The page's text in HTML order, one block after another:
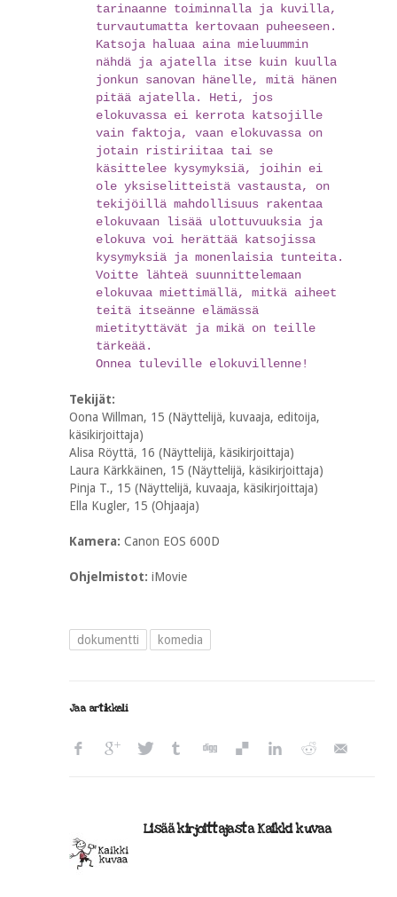
tarinaanne toiminnalla ja kuvilla,
turvautumatta kertovaan puheeseen.
Katsoja haluaa aina mieluummin
nähdä ja ajatella itse kuin kuulla
jonkun sanovan hänelle, mitä hänen
pitää ajatella. Heti, jos
elokuvassa ei kerrota katsojille
vain faktoja, vaan elokuvassa on
jotain ristiriitaa tai se
käsittelee kysymyksiä, joihin ei
ole yksiselitteistä vastausta, on
tekijöillä mahdollisuus rakentaa
elokuvaan lisää ulottuvuuksia ja
elokuva voi herättää katsojissa
kysymyksiä ja monenlaisia tunteita.
Voitte lähteä suunnittelemaan
elokuvaa miettimällä, mitkä aiheet
teitä itseänne elämässä
mietityttävät ja mikä on teille
tärkeää.
Onnea tuleville elokuvillenne!
Tekijät:
Oona Willman, 15 (Näyttelijä, kuvaaja, editoija,
käsikirjoittaja)
Alisa Röyttä, 16 (Näyttelijä, käsikirjoittaja)
Laura Kärkkäinen, 15 (Näyttelijä, käsikirjoittaja)
Pinja T., 15 (Näyttelijä, kuvaaja, käsikirjoittaja)
Ella Kugler, 15 (Ohjaaja)
Kamera: Canon EOS 600D
Ohjelmistot: iMovie
dokumentti komedia
Jaa artikkeli
Lisää kirjoittajasta Kaikki kuvaa